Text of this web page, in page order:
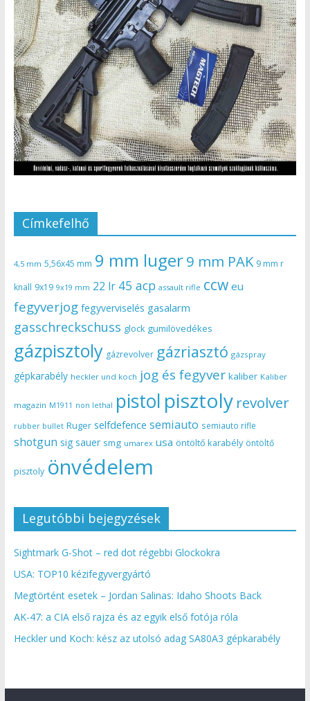
Címkefelhő
4,5 mm 5,56x45 mm 9 mm luger9 mm PAK 9 mm r
knall 9x19 9x19 mm 22 lr 45 acp assault rifle ccw eu
fegyverjog fegyverviselés gasalarm
gasschreckschuss glock gumilövedékes
gázpisztoly gázrevolver gázriasztó gázspray
gépkarabély heckler und koch jog és fegyver kaliber Kaliber
magazin M1911 non lethal pistol pisztoly revolver
rubber bullet Ruger selfdefence semiauto semiauto rifle
shotgun sig sauer smg umarex usa öntöltő karabély öntöltő
pisztoly önvédelem
Legutóbbi bejegyzések
Sightmark G-Shot – red dot régebbi Glockokra
USA: TOP10 kézifegyvergyártó
Megtörtént esetek – Jordan Salinas: Idaho Shoots Back
AK-47: a CIA első rajza és az egyik első fotója róla
Heckler und Koch: kész az utolsó adag SA80A3 gépkarabély